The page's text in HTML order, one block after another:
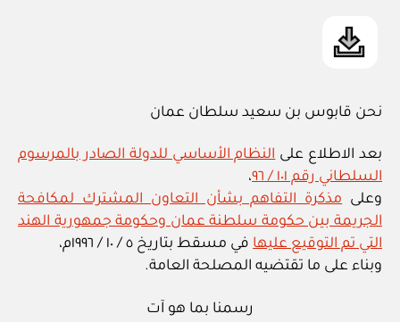
نحن قابوس بن سعيد سلطان عمان
بعد الاطلاع علىالنظام الأساسي للدولة الصادر بالمرسوم
السلطاني رقم ١٠١ / ٩٦
،
وعلىمذكرة التفاهم بشأن التعاون المشترك لمكافحة
الجريمة بين حكومة سلطنة عمان وحكومة جمهورية الهند
التي تم التوقيع عليها في مسقط بتاريخ ٥ / ١٠ / ١٩٩٦م،
وبناء على ما تقتضيه المصلحة العامة.
رسمنا بما هو آت